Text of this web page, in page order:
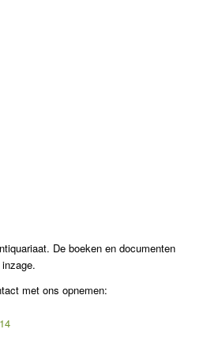
De boeken en documenten
met ons opnemen: